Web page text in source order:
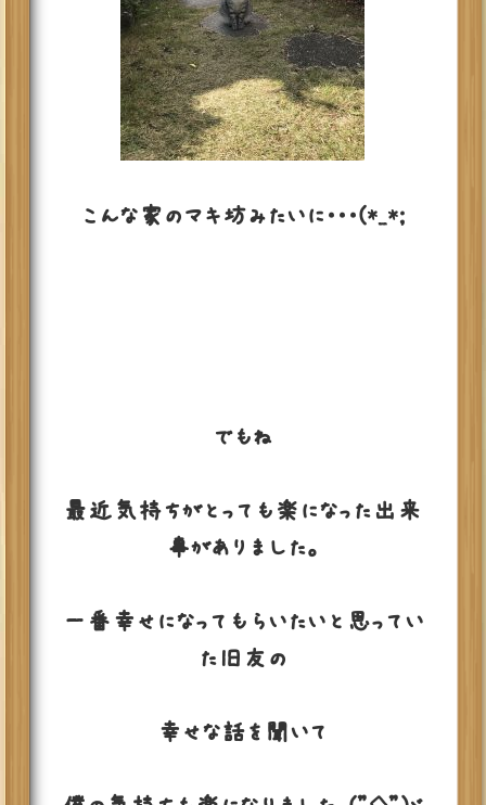
こんな家のマキ坊みたいに・・・(*_*;
でもね
最近気持ちがとっても楽になった出来
事がありました。
一番幸せになってもらいたいと思ってい
た旧友の
幸せな話を聞いて